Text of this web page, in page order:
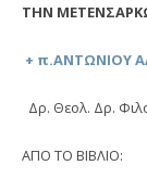
ΤΗΝ
+ π.ΑΝΤΩΝΙΟΥ
Δρ. Θεολ. Δρ.
ΑΠΟ ΤΟ ΒΙΒΛΙΟ: